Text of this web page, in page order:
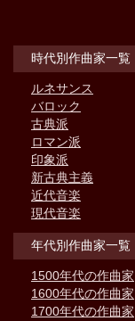
時代別作曲家一覧
ルネサンス
バロック
古典派
ロマン派
印象派
新古典主義
近代音楽
現代音楽
年代別作曲家一覧
1500年代の作曲家
1600年代の作曲家
1700年代の作曲家